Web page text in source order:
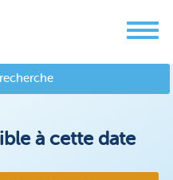
à cette date